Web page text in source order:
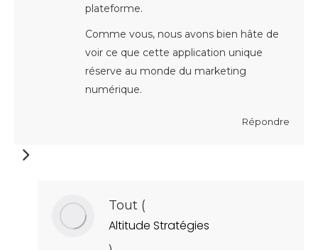
plateforme.
Comme vous, nous avons bien hâte de
voir ce que cette application unique
réserve au monde du marketing
numérique.
Répondre
Tout (
Altitude Stratégies